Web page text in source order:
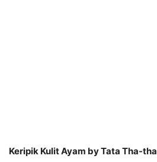
Keripik Kulit Ayam by Tata Tha-tha